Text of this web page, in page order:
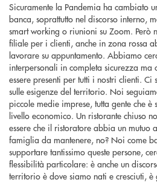
Sicuramente la Pandemia ha cambiato
banca, soprattutto nel discorso interno,
smart working o riunioni su Zoom. Però
filiale per i clienti, anche in zona rossa
lavorare su appuntamento. Abbiamo
interpersonali in completa sicurezza ma
essere presenti per tutti i nostri clienti. Ci
sulle esigenze del territorio. Noi
piccole medie imprese, tutta gente che è
livello economico. Un ristorante chiuso
essere che il ristoratore abbia un mutuo
famiglia da mantenere, no? Noi come
supportare tantissimo queste persone,
flessibilità particolare: è anche un
territorio è dove siamo nati e cresciuti,